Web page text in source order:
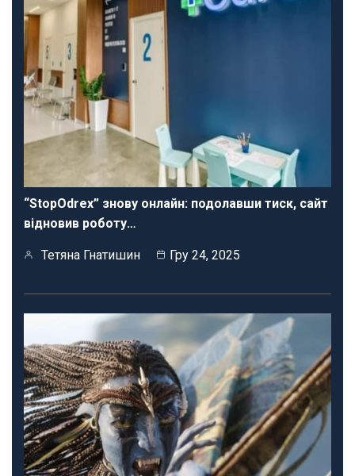
“StopOdrex” знову онлайн: подолавши тиск, сайт
відновив роботу…
Тетяна Гнатишин Гру 24, 2025